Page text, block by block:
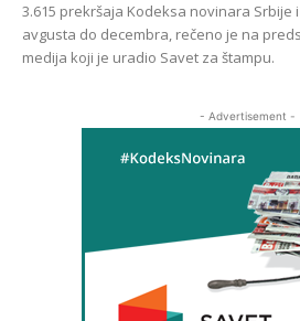
3.615 prekršaja Kodeksa novinara Srbije
avgusta do decembra, rečeno je na
medija koji je uradio Savet za štampu.
- Advertisement -